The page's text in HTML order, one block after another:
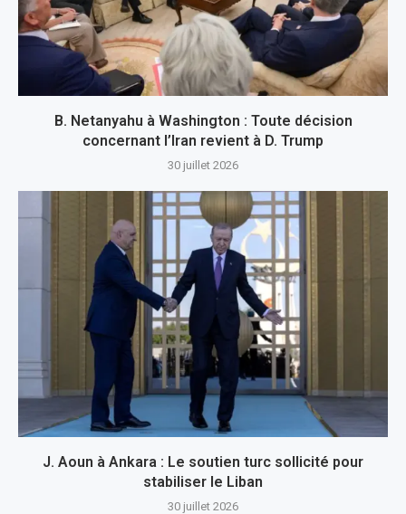
B. Netanyahu à Washington : Toute décision
concernant l’Iran revient à D. Trump
30 juillet 2026
J. Aoun à Ankara : Le soutien turc sollicité pour
stabiliser le Liban
30 juillet 2026